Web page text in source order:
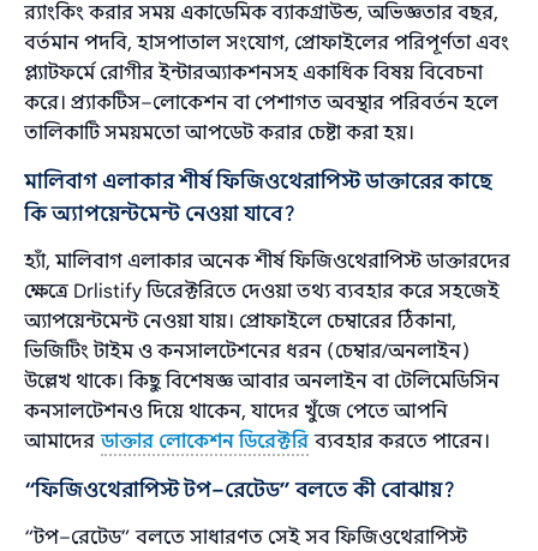
র‌্যাংকিং করার সময় একাডেমিক ব্যাকগ্রাউন্ড, অভিজ্ঞতার বছর,
বর্তমান পদবি, হাসপাতাল সংযোগ, প্রোফাইলের পরিপূর্ণতা এবং
প্ল্যাটফর্মে রোগীর ইন্টারঅ্যাকশনসহ একাধিক বিষয় বিবেচনা
করে। প্র্যাকটিস–লোকেশন বা পেশাগত অবস্থার পরিবর্তন হলে
তালিকাটি সময়মতো আপডেট করার চেষ্টা করা হয়।
মালিবাগ এলাকার শীর্ষ ফিজিওথেরাপিস্ট ডাক্তারের কাছে
কি অ্যাপয়েন্টমেন্ট নেওয়া যাবে?
হ্যাঁ, মালিবাগ এলাকার অনেক শীর্ষ ফিজিওথেরাপিস্ট ডাক্তারদের
ক্ষেত্রে Drlistify ডিরেক্টরিতে দেওয়া তথ্য ব্যবহার করে সহজেই
অ্যাপয়েন্টমেন্ট নেওয়া যায়। প্রোফাইলে চেম্বারের ঠিকানা,
ভিজিটিং টাইম ও কনসালটেশনের ধরন (চেম্বার/অনলাইন)
উল্লেখ থাকে। কিছু বিশেষজ্ঞ আবার অনলাইন বা টেলিমেডিসিন
কনসালটেশনও দিয়ে থাকেন, যাদের খুঁজে পেতে আপনি
আমাদেরডাক্তার লোকেশন ডিরেক্টরি ব্যবহার করতে পারেন।
“ফিজিওথেরাপিস্ট টপ–রেটেড” বলতে কী বোঝায়?
“টপ–রেটেড” বলতে সাধারণত সেই সব ফিজিওথেরাপিস্ট